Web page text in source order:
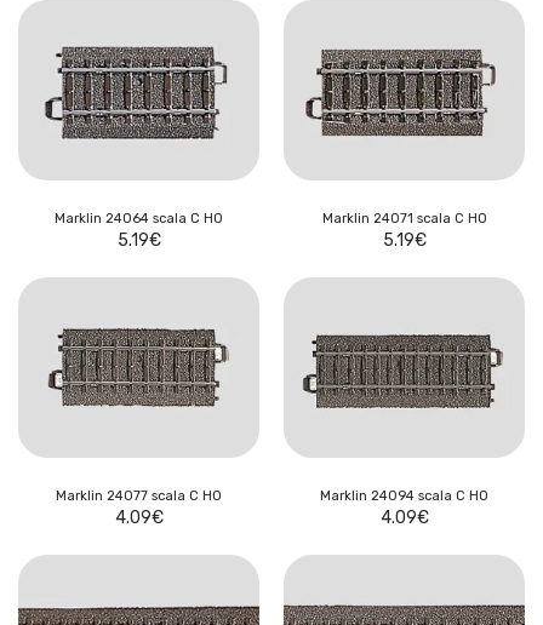
Marklin 24064 scala C HO
5.19€
Marklin 24071 scala C HO
5.19€
Marklin 24077 scala C HO
4.09€
Marklin 24094 scala C HO
4.09€